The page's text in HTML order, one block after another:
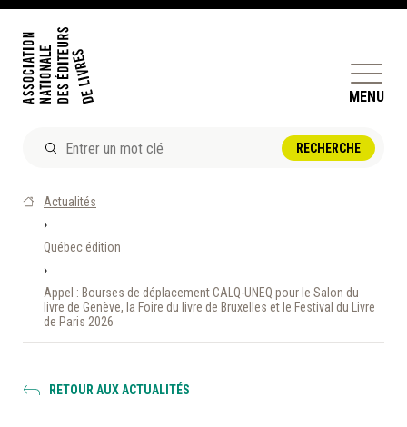
MENU
DOSSIERS ET ENJEUX
ÊTRE ÉDITEUR·TRICE
PERFECTIONNEMENT
ET SERVICES AUX MEMBRES
CALENDRIER
Actualités
›
Québec édition
›
Appel : Bourses de déplacement CALQ-UNEQ pour le Salon du
livre de Genève, la Foire du livre de Bruxelles et le Festival du Livre
de Paris 2026
RETOUR AUX ACTUALITÉS